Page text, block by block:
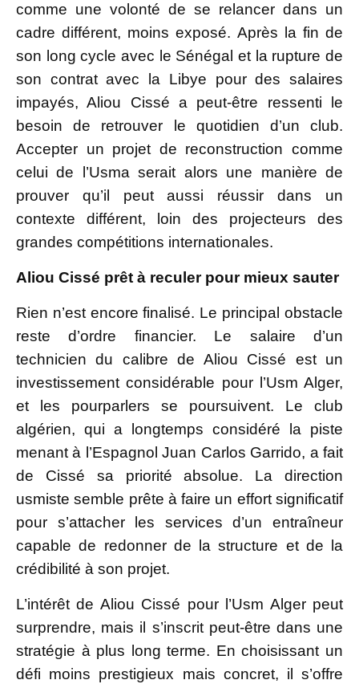
comme une volonté de se relancer dans un
cadre différent, moins exposé. Après la fin de
son long cycle avec le Sénégal et la rupture de
son contrat avec la Libye pour des salaires
impayés, Aliou Cissé a peut-être ressenti le
besoin de retrouver le quotidien d’un club.
Accepter un projet de reconstruction comme
celui de l’Usma serait alors une manière de
prouver qu’il peut aussi réussir dans un
contexte différent, loin des projecteurs des
grandes compétitions internationales.
Aliou Cissé prêt à reculer pour mieux sauter
Rien n’est encore finalisé. Le principal obstacle
reste d’ordre financier. Le salaire d’un
technicien du calibre de Aliou Cissé est un
investissement considérable pour l’Usm Alger,
et les pourparlers se poursuivent. Le club
algérien, qui a longtemps considéré la piste
menant à l’Espagnol Juan Carlos Garrido, a fait
de Cissé sa priorité absolue. La direction
usmiste semble prête à faire un effort significatif
pour s’attacher les services d’un entraîneur
capable de redonner de la structure et de la
crédibilité à son projet.
L’intérêt de Aliou Cissé pour l’Usm Alger peut
surprendre, mais il s’inscrit peut-être dans une
stratégie à plus long terme. En choisissant un
défi moins prestigieux mais concret, il s’offre